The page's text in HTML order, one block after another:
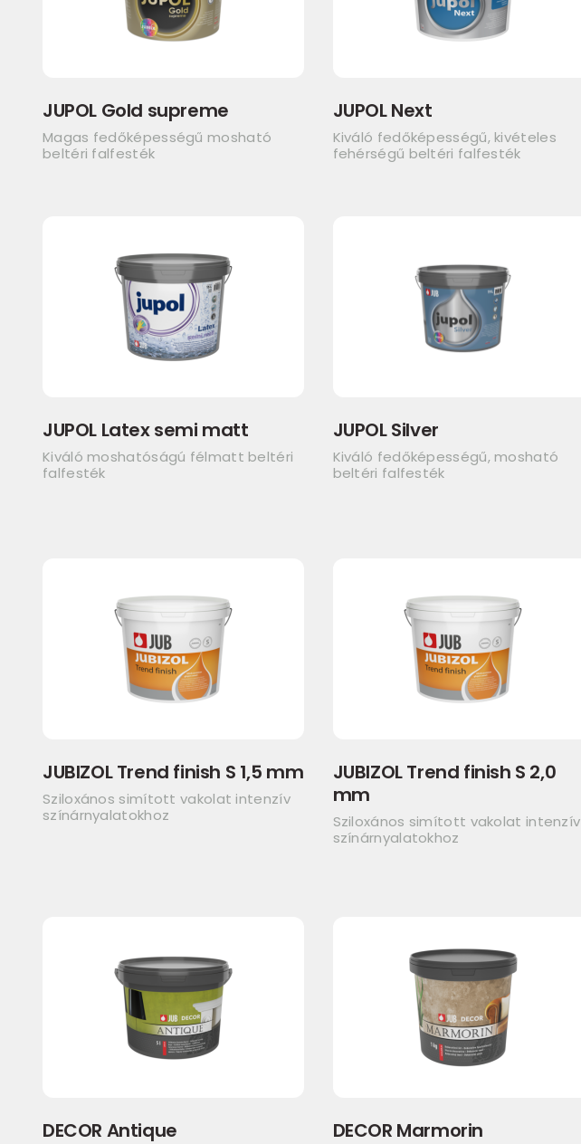
JUPOL Gold supreme
Magas fedőképességű mosható
beltéri falfesték
JUPOL Next
Kiváló fedőképességű, kivételes
fehérségű beltéri falfesték
JUPOL Latex semi matt
Kiváló moshatóságú félmatt beltéri
falfesték
JUPOL Silver
Kiváló fedőképességű, mosható
beltéri falfesték
JUBIZOL Trend finish S 1,5 mm
Sziloxános simított vakolat intenzív
színárnyalatokhoz
JUBIZOL Trend finish S 2,0
mm
Sziloxános simított vakolat intenzív
színárnyalatokhoz
DECOR Antique DECOR Marmorin